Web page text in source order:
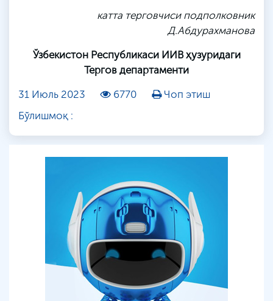
катта терговчиси подполковник
Д.Абдурахманова
Ўзбекистон Республикаси ИИВ ҳузуридаги
Тергов департаменти
31 Июль 2023
6770
Чоп этиш
Бўлишмоқ :